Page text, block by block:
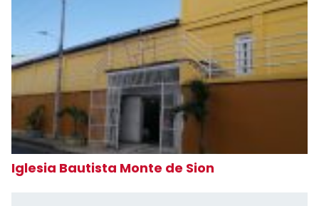
Iglesia Bautista Monte de Sion